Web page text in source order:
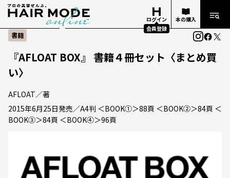
ログイン
会員登録
本の購入
書籍
『AFLOAT BOX』 書籍４冊セット〈まとめ買
い〉
AFLOAT／著
2015年6月25日発売／A4判 ＜BOOK①＞88頁 ＜BOOK②＞84頁 ＜
BOOK③＞84頁 ＜BOOK④＞96頁